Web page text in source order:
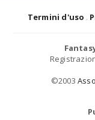
Termini d'uso
©2003